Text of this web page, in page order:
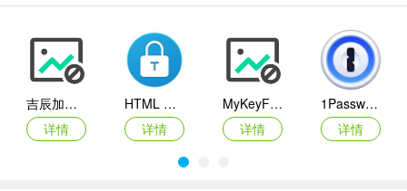
吉辰加密 V3.0.2.749
详情
HTML Guardian(html代码加密工具)
详情
MyKeyFinder
详情
1Password电脑版
详情